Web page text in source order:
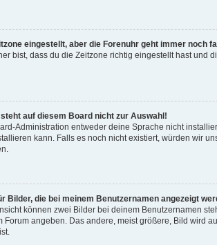
eingestellt, aber die Forenuhr geht immer noch
bist, dass du die Zeitzone richtig eingestellt hast und
auf diesem Board nicht zur Auswahl!
Administration entweder deine Sprache nicht
kann. Falls es noch nicht existiert, würden wir
Bilder, die bei meinem Benutzernamen angezeigt
können zwei Bilder bei deinem Benutzernamen
Forum angeben. Das andere, meist größere, Bild wird